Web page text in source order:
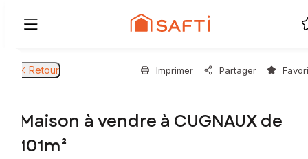
Retour Imprimer Partager
Maison à vendre à CUGNAUX de
101m²